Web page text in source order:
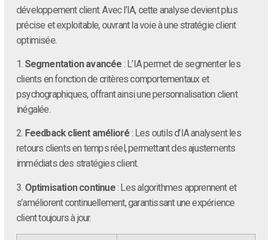
développement client. Avec l’IA, cette analyse devient plus
précise et exploitable, ouvrant la voie à une stratégie client
optimisée.
1. Segmentation avancée : L’IA permet de segmenter les
clients en fonction de critères comportementaux et
psychographiques, offrant ainsi une personnalisation client
inégalée.
2. Feedback client amélioré : Les outils d’IA analysent les
retours clients en temps réel, permettant des ajustements
immédiats des stratégies client.
3. Optimisation continue: Les algorithmes apprennent et
s’améliorent continuellement, garantissant une expérience
client toujours à jour.